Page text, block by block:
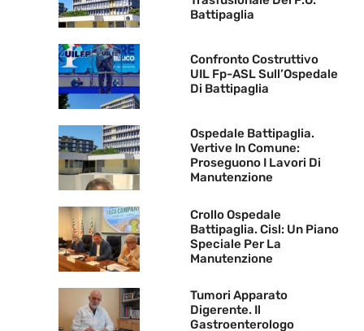
Battipaglia
Confronto Costruttivo
UIL Fp-ASL Sull’Ospedale
Di Battipaglia
Ospedale Battipaglia.
Vertive In Comune:
Proseguono I Lavori Di
Manutenzione
Crollo Ospedale
Battipaglia. Cisl: Un Piano
Speciale Per La
Manutenzione
Tumori Apparato
Digerente. Il
Gastroenterologo